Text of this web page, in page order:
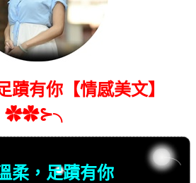
蹟有你【情感美文】
✿✿⊱╮
柔，足蹟有你